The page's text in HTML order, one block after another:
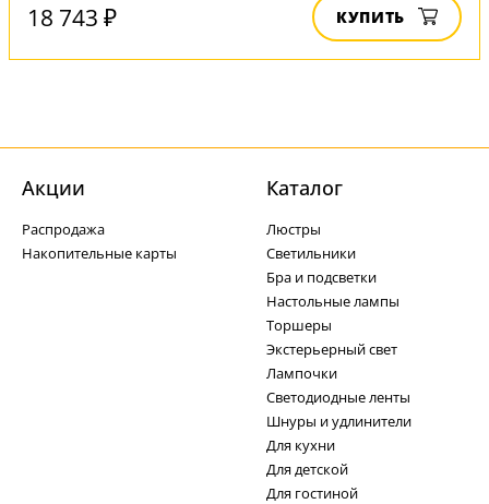
18 743 ₽ КУПИТЬ
Акции
Распродажа
Накопительные карты
Каталог
Люстры
Светильники
Бра и подсветки
Настольные лампы
Торшеры
Экстерьерный свет
Лампочки
Светодиодные ленты
Шнуры и удлинители
Для кухни
Для детской
Для гостиной